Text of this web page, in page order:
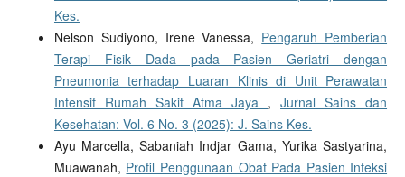
Kes.
Nelson Sudiyono, Irene Vanessa, Pengaruh Pemberian
Terapi Fisik Dada pada Pasien Geriatri dengan
Pneumonia terhadap Luaran Klinis di Unit Perawatan
Intensif Rumah Sakit Atma Jaya ,Jurnal Sains dan
Kesehatan: Vol. 6 No. 3 (2025): J. Sains Kes.
Ayu Marcella, Sabaniah Indjar Gama, Yurika Sastyarina,
Muawanah, Profil Penggunaan Obat Pada Pasien Infeksi